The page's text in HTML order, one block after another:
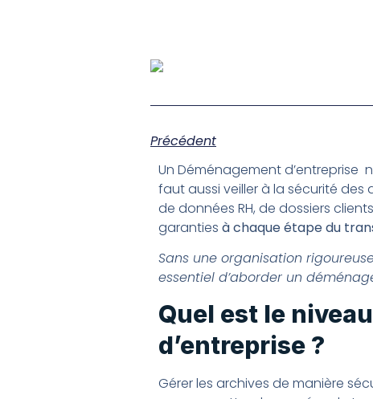
Précédent
Un Déménagement d’entreprise
faut aussi veiller à la sécurité des
de données RH, de dossiers
garanties à chaque étape du
Sans une organisation
essentiel d’aborder un
Quel est le
d’entreprise ?
Gérer les archives de manière